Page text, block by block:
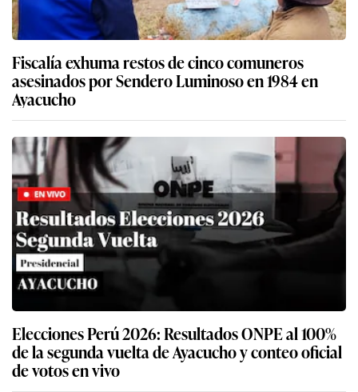
Fiscalía exhuma restos de cinco comuneros
asesinados por Sendero Luminoso en 1984 en
Ayacucho
Elecciones Perú 2026: Resultados ONPE al 100%
de la segunda vuelta de Ayacucho y conteo oficial
de votos en vivo